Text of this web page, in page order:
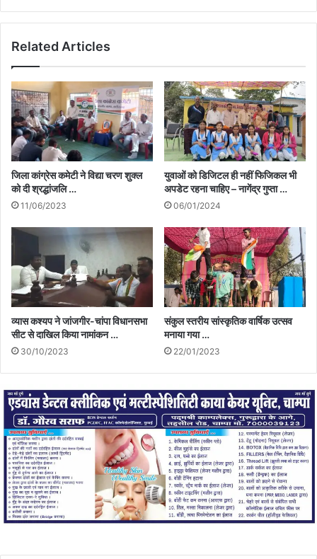
Related Articles
जिला कांग्रेस कमेटी ने विद्या चरण शुक्ल
को दी श्रद्धांजलि …
11/06/2023
युवाओं को डिजिटल ही नहीं फिजिकल भी
अपडेट रहना चाहिए – नागेंद्र गुप्ता …
06/01/2024
व्यास कश्यप ने जांजगीर-चांपा विधानसभा
सीट से दाखिल किया नामांकन …
30/10/2023
संकुल स्तरीय सांस्कृतिक वार्षिक उत्सव
मनाया गया …
22/01/2023